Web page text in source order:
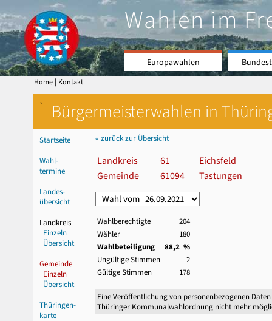
Wahlen im
Europawahlen
Home | Kontakt
` Bürgermeisterwahlen in
Startseite
Wahl-
termine
Landes-
übersicht
Landkreis
Einzeln
Übersicht
Gemeinde
Einzeln
Übersicht
Thüringen-
karte
« zurück zur Übersicht
Landkreis 61
Eichsfeld
Gemeinde
61094 Tastungen
Wahlberechtigte
204
Wähler
180
Wahlbeteiligung
88,2 %
Ungültige Stimmen
2
Gültige Stimmen
178
Eine Veröffentlichung von personenbezogenen
Thüringer Kommunalwahlordnung nicht mehr